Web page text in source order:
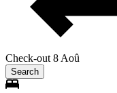
Check-out 8 Aoû
Search